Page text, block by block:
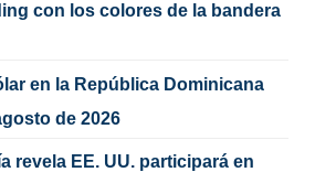
con los colores de la bandera
en la República Dominicana
de 2026
revela EE. UU. participará en